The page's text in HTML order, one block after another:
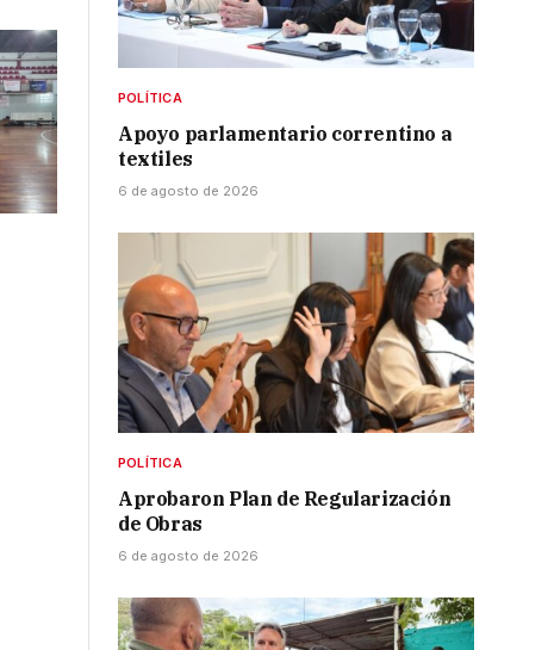
POLÍTICA
Apoyo parlamentario correntino a
textiles
6 de agosto de 2026
POLÍTICA
Aprobaron Plan de Regularización
de Obras
6 de agosto de 2026